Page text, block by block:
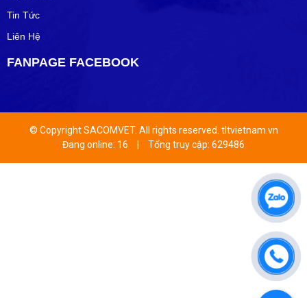
Tin Tức
Liên Hệ
FANPAGE FACEBOOK
© Copyright SACOMVET. All rights reserved. tltvietnam.vn
Đang online: 16
Tổng truy cập: 629486